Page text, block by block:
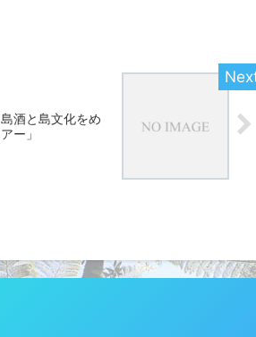
酒と島文化をめ
ー」